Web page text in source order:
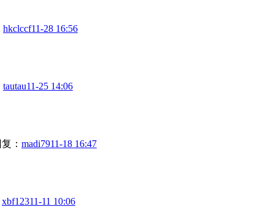
hkclccf11-28 16:56
tautau11-25 14:06
： madi7911-18 16:47
xbf12311-11 10:06